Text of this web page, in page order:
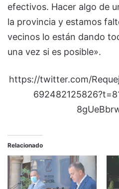
efectivos. Hacer algo de
la provincia y estamos
vecinos lo están dando
una vez si es posible».
https://twitter.com/
Relacionado